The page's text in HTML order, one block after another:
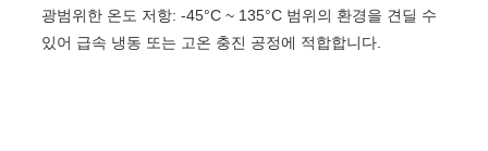
광범위한 온도 저항: -45°C ~ 135°C 범위의 환경을 견딜 수
있어 급속 냉동 또는 고온 충진 공정에 적합합니다.